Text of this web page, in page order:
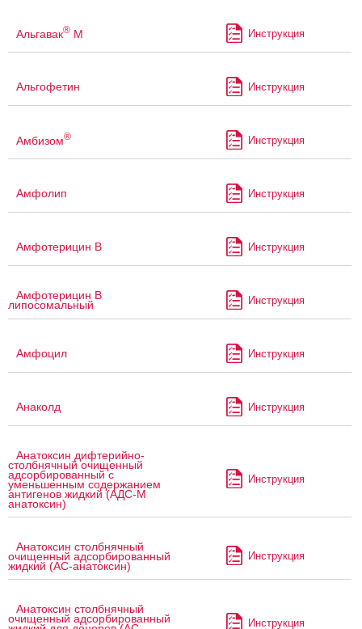
Альгавак® М Инструкция
Альгофетин Инструкция
Амбизом® Инструкция
Амфолип Инструкция
Амфотерицин В Инструкция
Амфотерицин В
липосомальный Инструкция
Амфоцил Инструкция
Анаколд Инструкция
Анатоксин дифтерийно-
столбнячный очищенный
адсорбированный с
уменьшенным содержанием
антигенов жидкий (АДС-М
анатоксин)
Инструкция
Анатоксин столбнячный
очищенный адсорбированный
жидкий (АС-анатоксин)
Инструкция
Анатоксин столбнячный
очищенный адсорбированный Инструкция